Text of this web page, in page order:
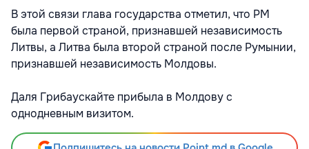
В этой связи глава государства отметил, что РМ
была первой страной, признавшей независимость
Литвы, а Литва была второй страной после Румынии,
признавшей независимость Молдовы.
Даля Грибаускайте прибыла в Молдову с
однодневным визитом.